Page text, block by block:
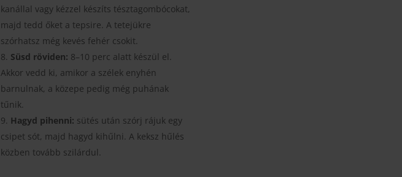
kanállal vagy kézzel készíts tésztagombócokat,
majd tedd őket a tepsire. A tetejükre
szórhatsz még kevés fehér csokit.
Süsd röviden: 8–10 perc alatt készül el.
Akkor vedd ki, amikor a szélek enyhén
barnulnak, a közepe pedig még puhának
tűnik.
Hagyd pihenni: sütés után szórj rájuk egy
csipet sót, majd hagyd kihűlni. A keksz hűlés
közben tovább szilárdul.